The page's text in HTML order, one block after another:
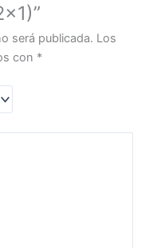
será publicada. Los
con *